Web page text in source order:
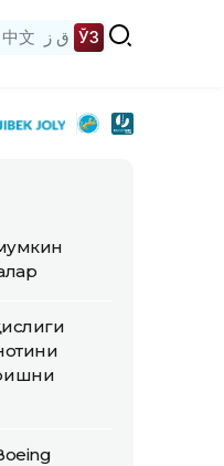
中文 ق ز ЎЗ